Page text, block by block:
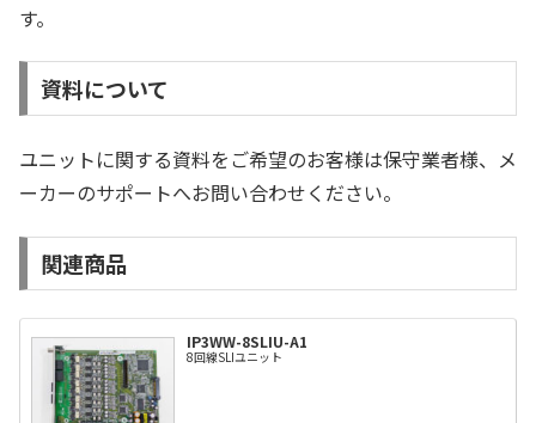
す。
資料について
ユニットに関する資料をご希望のお客様は保守業者様、メ
ーカーのサポートへお問い合わせください。
関連商品
IP3WW-8SLIU-A1
8回線SLIユニット